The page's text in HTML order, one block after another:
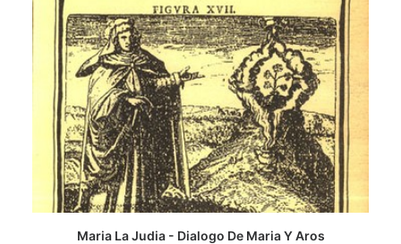
LEER MÁS
Maria La Judia - Dialogo De Maria Y Aros